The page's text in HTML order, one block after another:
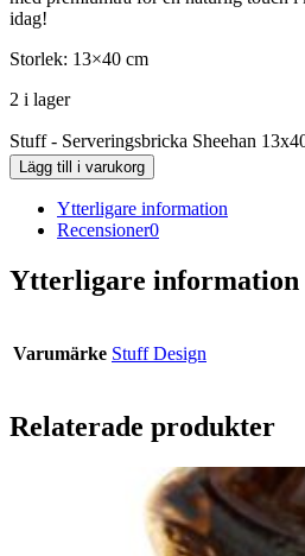
idag!
Storlek: 13×40 cm
2 i lager
Stuff - Serveringsbricka Sheehan
Lägg till i varukorg
Ytterligare information
Recensioner0
Ytterligare information
Varumärke Stuff Design
Relaterade produkter